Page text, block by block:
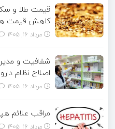
کاهش قیمت
مرداد ۱۶, ۱۴۰۵
شفافیت و
اصلاح نظام
مرداد ۱۶, ۱۴۰۵
مراقب علائم
مرداد ۱۶, ۱۴۰۵